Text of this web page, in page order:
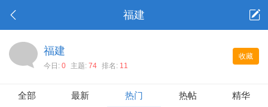
福建
收藏
福建
今日: 0 主题: 74 排名: 11
全部 最新 热门 热帖 精华